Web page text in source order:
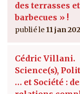
des terrasses
barbecues » !
11 jan
Cédric Villani.
Science(s),
… et Société :